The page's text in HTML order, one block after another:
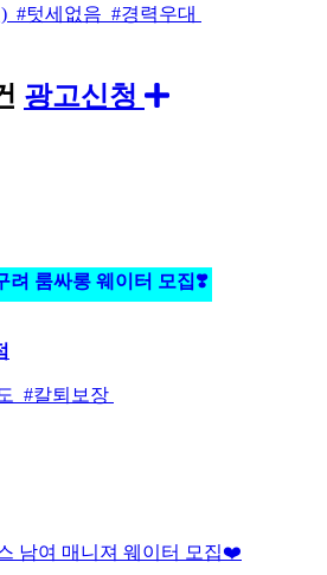
#텃세없음 #경력우대
광고신청
려 룸싸롱 웨이터 모집❣️
#칼퇴보장
남여 매니져 웨이터 모집❤️